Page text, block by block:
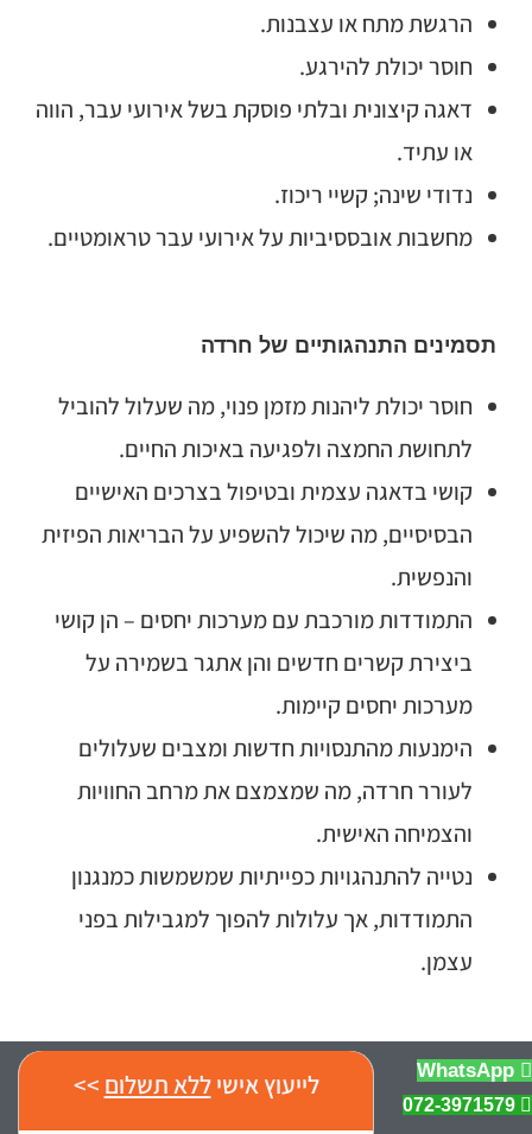
הרגשת מתח או עצבנות.
חוסר יכולת להירגע.
דאגה קיצונית ובלתי פוסקת בשל אירועי עבר, הווה
או עתיד.
נדודי שינה; קשיי ריכוז.
מחשבות אובססיביות על אירועי עבר טראומטיים.
תסמינים התנהגותיים של חרדה
חוסר יכולת ליהנות מזמן פנוי, מה שעלול להוביל
לתחושת החמצה ולפגיעה באיכות החיים.
קושי בדאגה עצמית ובטיפול בצרכים האישיים
הבסיסיים, מה שיכול להשפיע על הבריאות הפיזית
והנפשית.
התמודדות מורכבת עם מערכות יחסים – הן קושי
ביצירת קשרים חדשים והן אתגר בשמירה על
מערכות יחסים קיימות.
הימנעות מהתנסויות חדשות ומצבים שעלולים
לעורר חרדה, מה שמצמצם את מרחב החוויות
והצמיחה האישית.
נטייה להתנהגויות כפייתיות שמשמשות כמנגנון
התמודדות, אך עלולות להפוך למגבילות בפני
עצמן.
אם אתם סובלים מהתסמינים הללו, קרוב לוודאי
לייעוץ אישיללא תשלום >> WhatsApp
072-3971579